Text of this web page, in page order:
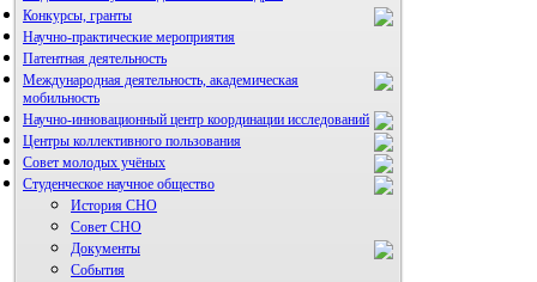
Конкурсы, гранты
Научно-практические мероприятия
Патентная деятельность
Международная деятельность, академическая
мобильность
Научно-инновационный центр координации исследований
НИИ микрохирургии и клинической анатомии
Центры коллективного пользования
Совет молодых учёных
Студенческое научное общество
История СНО
Совет СНО
Документы
События